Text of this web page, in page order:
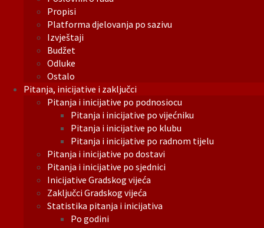
Propisi
Platforma djelovanja po sazivu
Izvještaji
Budžet
Odluke
Ostalo
Pitanja, inicijative i zaključci
Pitanja i inicijative po podnosiocu
Pitanja i inicijative po vijećniku
Pitanja i inicijative po klubu
Pitanja i inicijative po radnom tijelu
Pitanja i inicijative po dostavi
Pitanja i inicijative po sjednici
Inicijative Gradskog vijeća
Zaključci Gradskog vijeća
Statistika pitanja i inicijativa
Po godini